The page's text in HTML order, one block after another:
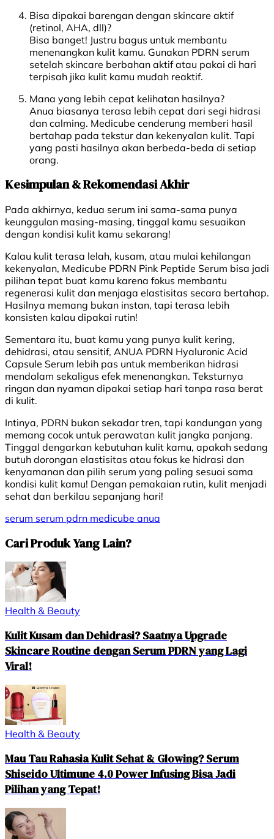
Bisa dipakai barengan dengan skincare aktif
(retinol, AHA, dll)?
Bisa banget! Justru bagus untuk membantu
menenangkan kulit kamu. Gunakan PDRN serum
setelah skincare berbahan aktif atau pakai di hari
terpisah jika kulit kamu mudah reaktif.
Mana yang lebih cepat kelihatan hasilnya?
Anua biasanya terasa lebih cepat dari segi hidrasi
dan calming. Medicube cenderung memberi hasil
bertahap pada tekstur dan kekenyalan kulit. Tapi
yang pasti hasilnya akan berbeda-beda di setiap
orang.
Kesimpulan & Rekomendasi Akhir
Pada akhirnya, kedua serum ini sama-sama punya
keunggulan masing-masing, tinggal kamu sesuaikan
dengan kondisi kulit kamu sekarang!
Kalau kulit terasa lelah, kusam, atau mulai kehilangan
kekenyalan, Medicube PDRN Pink Peptide Serum bisa jadi
pilihan tepat buat kamu karena fokus membantu
regenerasi kulit dan menjaga elastisitas secara bertahap.
Hasilnya memang bukan instan, tapi terasa lebih
konsisten kalau dipakai rutin!
Sementara itu, buat kamu yang punya kulit kering,
dehidrasi, atau sensitif, ANUA PDRN Hyaluronic Acid
Capsule Serum lebih pas untuk memberikan hidrasi
mendalam sekaligus efek menenangkan. Teksturnya
ringan dan nyaman dipakai setiap hari tanpa rasa berat
di kulit.
Intinya, PDRN bukan sekadar tren, tapi kandungan yang
memang cocok untuk perawatan kulit jangka panjang.
Tinggal dengarkan kebutuhan kulit kamu, apakah sedang
butuh dorongan elastisitas atau fokus ke hidrasi dan
kenyamanan dan pilih serum yang paling sesuai sama
kondisi kulit kamu! Dengan pemakaian rutin, kulit menjadi
sehat dan berkilau sepanjang hari!
serum serum pdrn medicube anua
Cari Produk Yang Lain?
Health & Beauty
Kulit Kusam dan Dehidrasi? Saatnya Upgrade
Skincare Routine dengan Serum PDRN yang Lagi
Viral!
Health & Beauty
Mau Tau Rahasia Kulit Sehat & Glowing? Serum
Shiseido Ultimune 4.0 Power Infusing Bisa Jadi
Pilihan yang Tepat!